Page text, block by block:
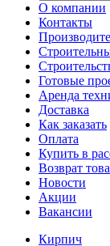
О компании
Контакты
Готовые
Аренда
Доставка
Как заказать
Оплата
Купить в
Возврат
Новости
Акции
Вакансии
Кирпич